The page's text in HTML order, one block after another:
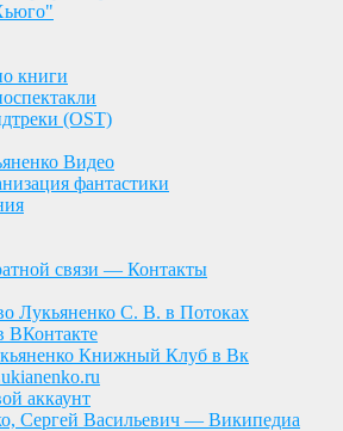
книги
(OST)
Видео
фантастики
связи — Контакты
Лукьяненко С. В. в Потоках
ВКонтакте
Книжный Клуб в Вк
аккаунт
Сергей Васильевич — Википедиа